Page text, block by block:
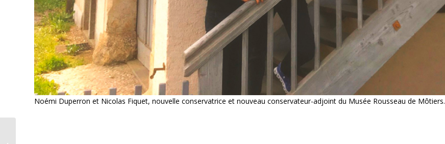
Noémi Duperron et Nicolas Fiquet, nouvelle conservatrice et nouveau conservateur-adjoint du Musée Rousseau de Môtiers.